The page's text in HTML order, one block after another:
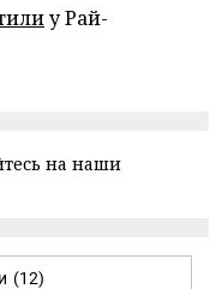
у Рай-
на наши
(12)